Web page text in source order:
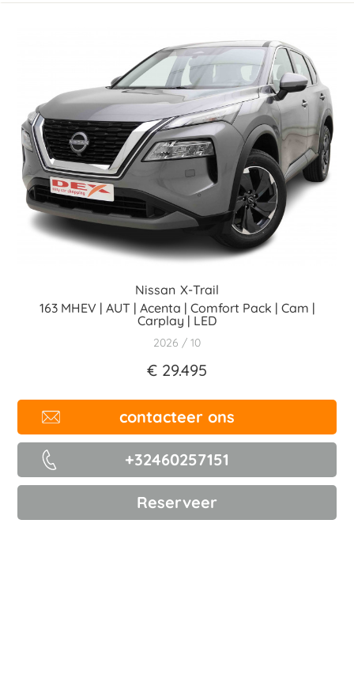
Nissan X-Trail
163 MHEV | AUT | Acenta | Comfort Pack | Cam |
Carplay | LED
2026 10
€ 29.495
contacteer ons
+32460257151
Reserveer